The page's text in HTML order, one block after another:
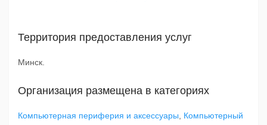
Территория предоставления услуг
Минск.
Организация размещена в категориях
Компьютерная периферия и аксессуары
Компьютерный